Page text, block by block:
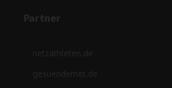
Partner
netzathleten.de
gesuendernet.de